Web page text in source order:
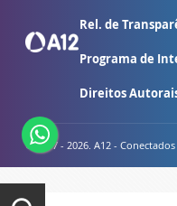
Rel. de
Programa de
Direitos
© 2007 - 2026. A12 -